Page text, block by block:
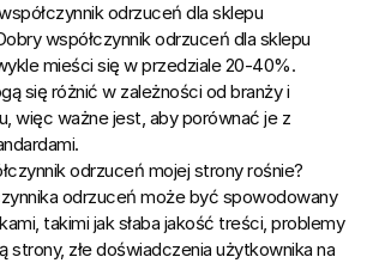
odrzuceń dla sklepu
współczynnik odrzuceń dla sklepu
mieści się w przedziale 20-40%.
się różnić w zależności od branży i
więc ważne jest, aby porównać je z
odrzuceń mojej strony rośnie?
odrzuceń może być spowodowany
takimi jak słaba jakość treści, problemy
strony, złe doświadczenia użytkownika na